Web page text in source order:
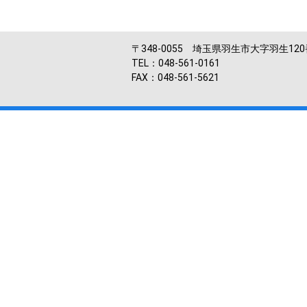
〒348-0055 埼玉県羽生市大字羽生120
TEL：048-561-0161
FAX：048-561-5621